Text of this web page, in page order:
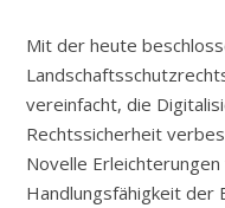
Mit der heute
vereinfacht, die
Rechtssicherheit
Novelle
Handlungsfähigkeit der